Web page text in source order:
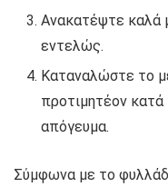
Ανακατέψτε καλά
εντελώς.
Καταναλώστε το
προτιμητέον
απόγευμα.
Σύμφωνα με το